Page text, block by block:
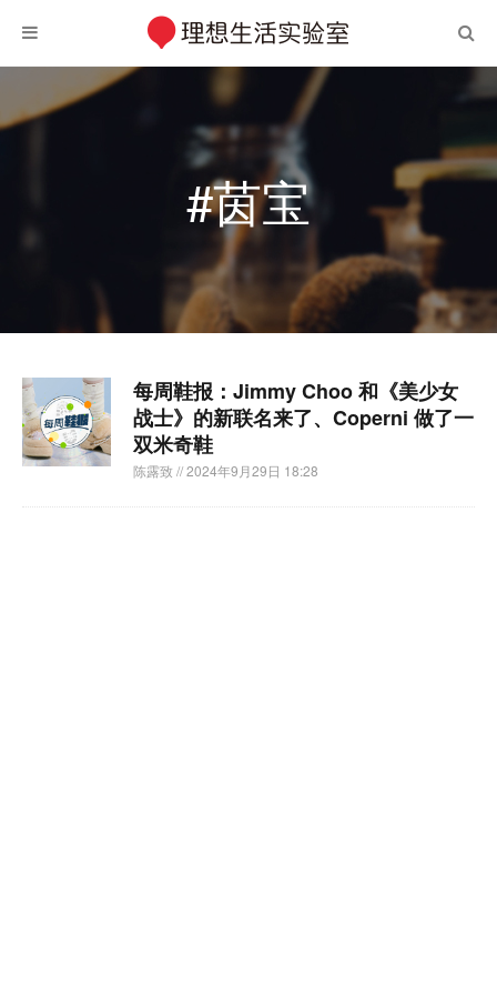
#茵宝
每周鞋报：Jimmy Choo 和《美少女
战士》的新联名来了、Coperni 做了一
双米奇鞋
陈露致// 2024年9月29日 18:28